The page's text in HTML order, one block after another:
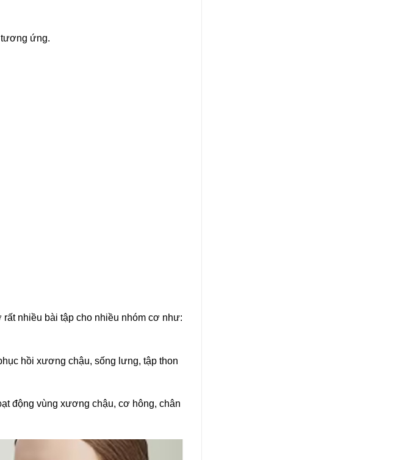
tương ứng.
rất nhiều bài tập cho nhiều nhóm cơ như:
hồi xương chậu, sống lưng, tập thon
động vùng xương chậu, cơ hông, chân